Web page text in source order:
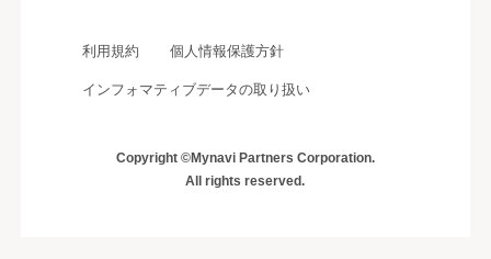
利用規約 個人情報保護方針
インフォマティブデータの取り扱い
Copyright ©Mynavi Partners Corporation.
All rights reserved.